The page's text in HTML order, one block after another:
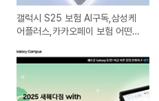
갤럭시 S25 보험 AI구독,삼성케
어플러스,카카오페이 보험 어떤게